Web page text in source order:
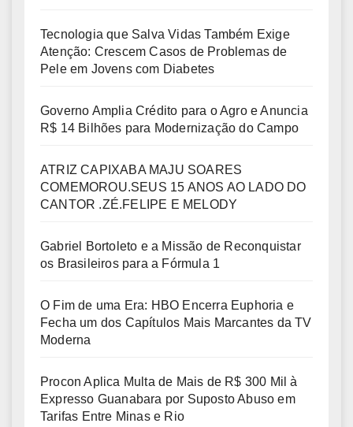
Tecnologia que Salva Vidas Também Exige
Atenção: Crescem Casos de Problemas de
Pele em Jovens com Diabetes
Governo Amplia Crédito para o Agro e Anuncia
R$ 14 Bilhões para Modernização do Campo
ATRIZ CAPIXABA MAJU SOARES
COMEMOROU.SEUS 15 ANOS AO LADO DO
CANTOR .ZÉ.FELIPE E MELODY
Gabriel Bortoleto e a Missão de Reconquistar
os Brasileiros para a Fórmula 1
O Fim de uma Era: HBO Encerra Euphoria e
Fecha um dos Capítulos Mais Marcantes da TV
Moderna
Procon Aplica Multa de Mais de R$ 300 Mil à
Expresso Guanabara por Suposto Abuso em
Tarifas Entre Minas e Rio